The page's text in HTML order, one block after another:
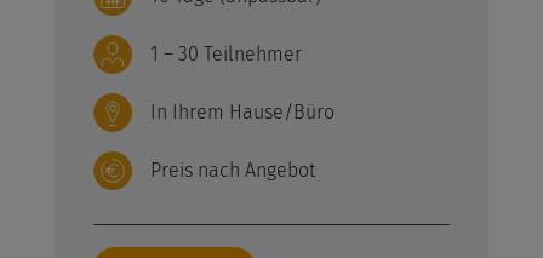
1 – 30 Teilnehmer
In Ihrem Hause/Büro
Preis nach Angebot